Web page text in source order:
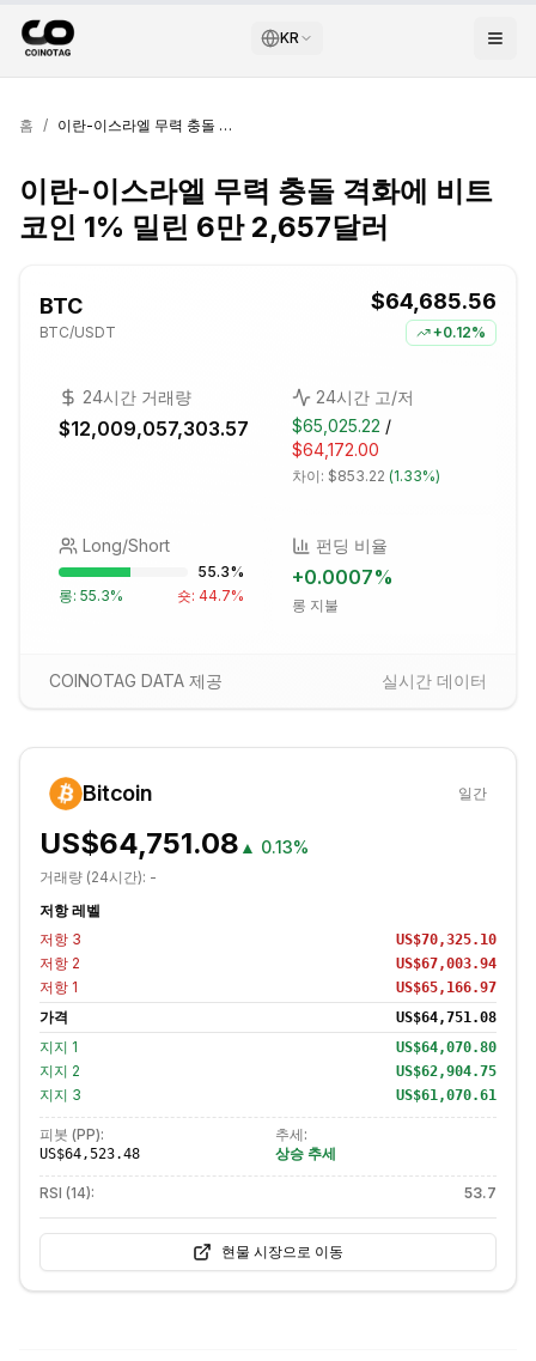
KR
홈 / 이란-이스라엘 무력 충돌 격화에 비트코인 1% 밀린 6만 2,657달러
이란-이스라엘 무력 충돌 격화에 비트
코인 1% 밀린 6만 2,657달러
BTC
BTC/USDT
$64,685.56
+0.12%
24시간 거래량
$12,009,057,303.57
24시간 고/저
$65,025.22 /
$64,172.00
차이: $853.22 (1.33%)
Long/Short
55.3%
롱: 55.3% 숏: 44.7%
펀딩 비율
+0.0007%
롱 지불
COINOTAG DATA 제공 실시간 데이터
Bitcoin 일간
US$64,751.08 ▲ 0.13%
거래량 (24시간): -
저항 레벨
저항 3 US$70,325.10
저항 2 US$67,003.94
저항 1 US$65,166.97
가격 US$64,751.08
지지 1 US$64,070.80
지지 2 US$62,904.75
지지 3 US$61,070.61
피봇 (PP):
US$64,523.48
추세:
상승 추세
RSI (14): 53.7
현물 시장으로 이동